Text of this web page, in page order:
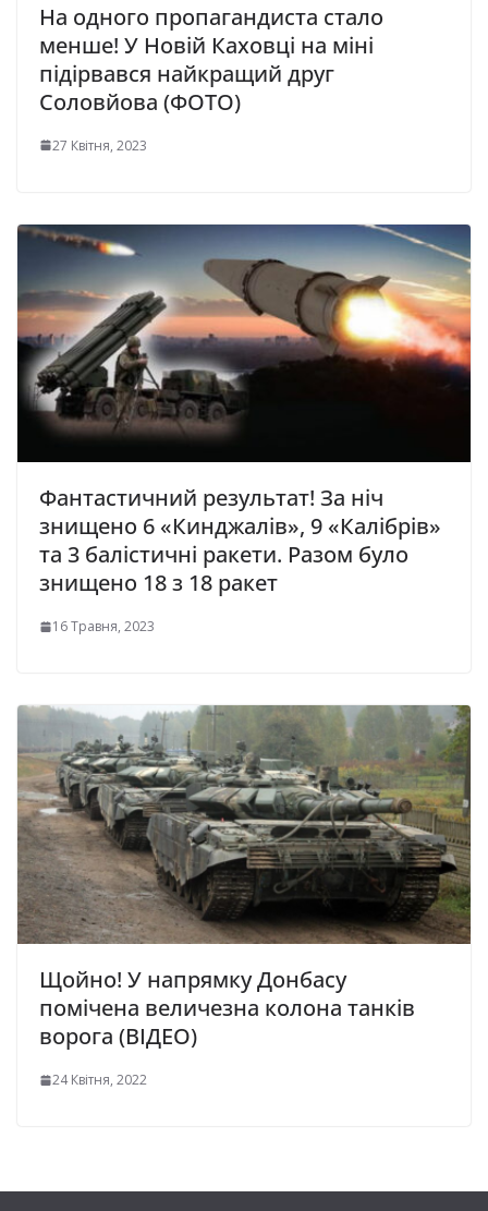
На одного пропагандиста стало
менше! У Новій Каховці на міні
підірвався найкращий друг
Соловйова (ФОТО)
27 Квітня, 2023
Фантастичний результат! За ніч
знищено 6 «Кинджалів», 9 «Калібрів»
та 3 балістичні ракети. Разом було
знищено 18 з 18 ракет
16 Травня, 2023
Щойно! У напрямку Донбасу
помічена величезна колона танків
ворога (ВІДЕО)
24 Квітня, 2022